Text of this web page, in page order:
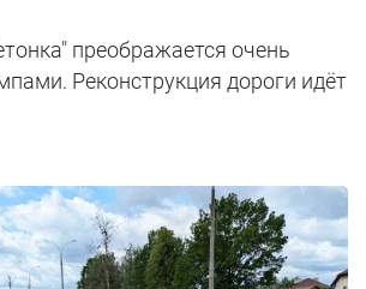
преображается очень
Реконструкция дороги идёт